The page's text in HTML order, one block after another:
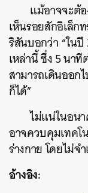
แม้อาจจะต้อ
เห็นรอยสักอิเล็
ริสันบอกว่า “ใน
เหล่านี้ ซึ่ง 5 นา
สามารถเดินออก
ก็ได้”
ไม่แน่ในอน
อาจควบคุมเทคโ
ร่างกาย โดยไม่
อ้างอิง: